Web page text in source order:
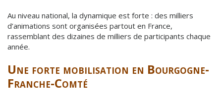
Au niveau national, la dynamique est forte : des milliers
d’animations sont organisées partout en France,
rassemblant des dizaines de milliers de participants chaque
année.
Une forte mobilisation en Bourgogne-
Franche-Comté